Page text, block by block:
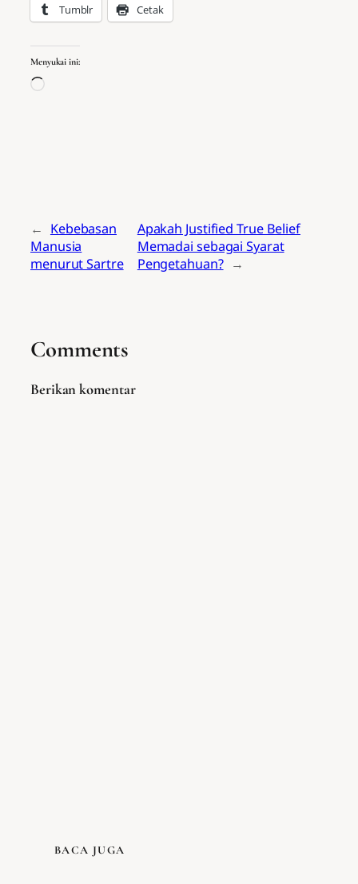
Tumblr Cetak
Menyukai ini:
Memuat...
← Kebebasan
Manusia
menurut Sartre
Apakah Justified True Belief
Memadai sebagai Syarat
Pengetahuan? →
Comments
Berikan komentar
BACA JUGA